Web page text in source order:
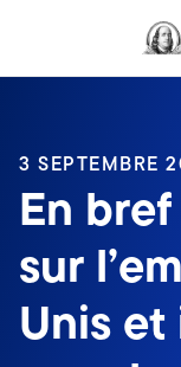
Header menu toggle
Ouverture de
3 SEPTEMBRE
En
sur
Unis